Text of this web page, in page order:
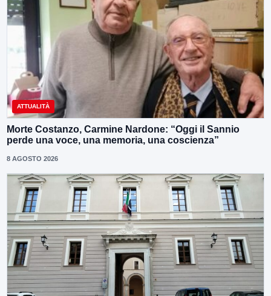
ATTUALITÀ
Morte Costanzo, Carmine Nardone: “Oggi il Sannio
perde una voce, una memoria, una coscienza”
8 AGOSTO 2026